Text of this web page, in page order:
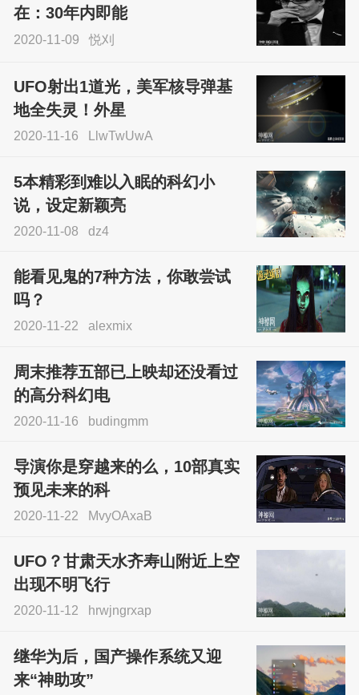
sskfn
在：30年内即能
2020-11-09 悦刈
UFO射出1道光，美军核导弹基
地全失灵！外星
2020-11-16 LlwTwUwA
5本精彩到难以入眠的科幻小
说，设定新颖亮
2020-11-08 dz4
能看见鬼的7种方法，你敢尝试
吗？
2020-11-22 alexmix
周末推荐五部已上映却还没看过
的高分科幻电
2020-11-16 budingmm
导演你是穿越来的么，10部真实
预见未来的科
2020-11-22 MvyOAxaB
UFO？甘肃天水齐寿山附近上空
出现不明飞行
2020-11-12 hrwjngrxap
继华为后，国产操作系统又迎
来“神助攻”